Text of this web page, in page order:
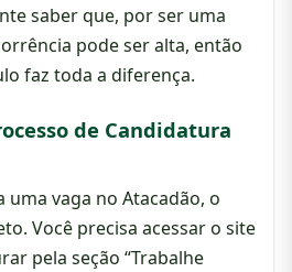
saber que, por ser uma
pode ser alta, então
faz toda a diferença.
de Candidatura
uma vaga no Atacadão, o
Você precisa acessar o site
pela seção “Trabalhe